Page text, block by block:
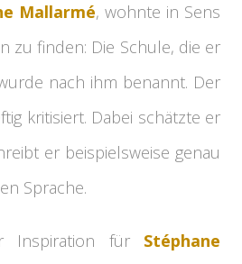
Mallarmé, wohnte in Sens
zu finden: Die Schule, die er
nach ihm benannt. Der
kritisiert. Dabei schätzte er
er beispielsweise genau
Sprache.
Inspiration für Stéphane